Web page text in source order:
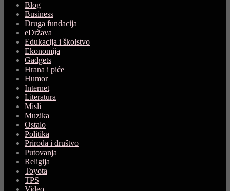
Blog
Business
Druga fundacija
eDržava
Edukacija i školstvo
Ekonomija
Gadgets
Hrana i piće
Humor
Internet
Literatura
Misli
Muzika
Ostalo
Politika
Priroda i društvo
Putovanja
Religija
Toyota
TPS